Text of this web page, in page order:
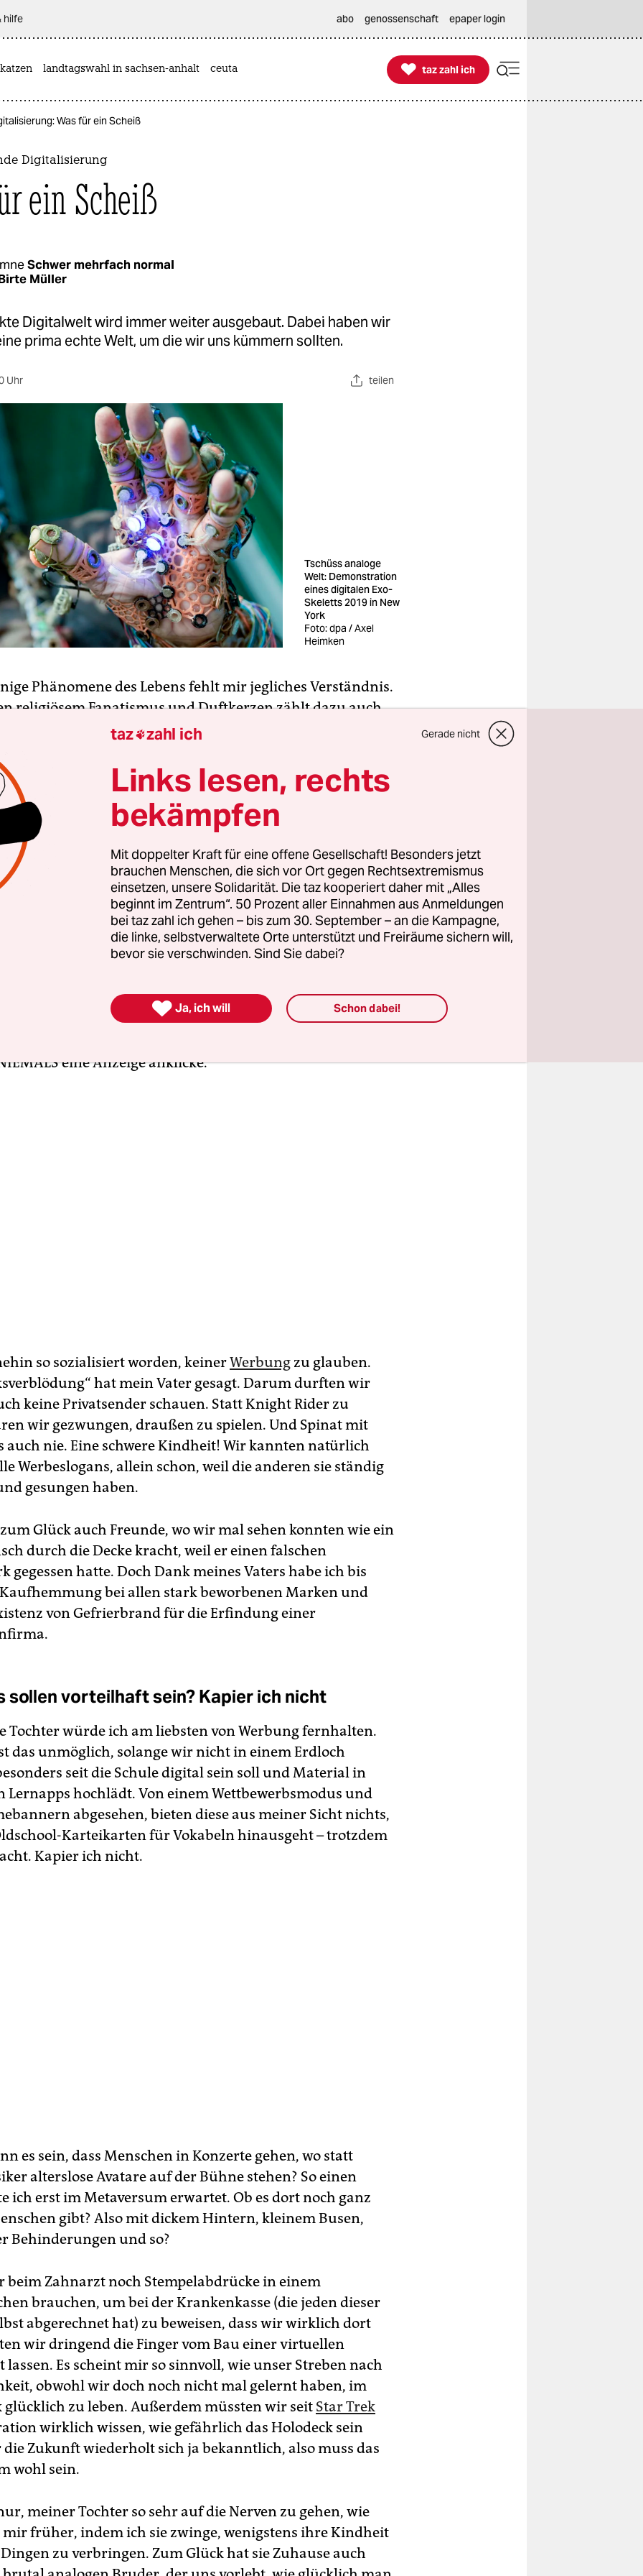
hilfe abo genossenschaft epaper login
katzen landtagswahl in sachsen-anhalt ceuta 
taz zahl ich
taz zahl ich
Was für ein Scheiß
Digitalisierung
ein Scheiß
Schwer mehrfach normal
Müller
Digitalwelt wird immer weiter ausgebaut. Dabei haben wir
prima echte Welt, um die wir uns kümmern sollten.
Uhr teilen
Tschüss analoge
Welt: Demonstration
eines digitalen Exo-
Skeletts 2019 in New
York
Foto: dpa / Axel
Heimken
Phänomene des Lebens fehlt mir jegliches Verständnis.
religiösem Fanatismus und Duftkerzen zählt dazu auch
an das Heil durchDigitalisierung
dass ich seit 14 Jahren ständig dieselben Anträge für
mit der Hand ausfülle und per Post verschicke – und
noch nicht seine Krankenkassennummer auswendig
muss ich nicht jedes Mal unsere Adresse
deren Buchstaben ich auf jedem einzelnen Blatt in zu
umrandete Rechtecke malen soll.
nicht mit personalisierten Vorlagen online erledigen –
bauen sie einMetaversum? Wozu, außer um nie wieder
zu müssen, brauchen wir das bitteschön? Wir haben
eine prima echte Welt. Vielleicht sollten wir uns erst
nur wieder Leute Geld verdienen, indem sie Nutzerdaten
uns dann mit Werbung zu verstrahlen. Ich habe schon
eine Anzeige anklicke.
so sozialisiert worden, keinerWerbung zu glauben.
hat mein Vater gesagt. Darum durften wir
keine Privatsender schauen. Statt Knight Rider zu
wir gezwungen, draußen zu spielen. Und Spinat mit
auch nie. Eine schwere Kindheit! Wir kannten natürlich
Werbeslogans, allein schon, weil die anderen sie ständig
gesungen haben.
Glück auch Freunde, wo wir mal sehen konnten wie ein
durch die Decke kracht, weil er einen falschen
gegessen hatte. Doch Dank meines Vaters habe ich bis
bei allen stark beworbenen Marken und
von Gefrierbrand für die Erfindung einer
sollen vorteilhaft sein? Kapier ich nicht
Tochter würde ich am liebsten von Werbung fernhalten.
das unmöglich, solange wir nicht in einem Erdloch
seit die Schule digital sein soll und Material in
Lernapps hochlädt. Von einem Wettbewerbsmodus und
abgesehen, bieten diese aus meiner Sicht nichts,
Karteikarten für Vokabeln hinausgeht – trotzdem
Kapier ich nicht.
es sein, dass Menschen in Konzerte gehen, wo statt
alterslose Avatare auf der Bühne stehen? So einen
ich erst im Metaversum erwartet. Ob es dort noch ganz
gibt? Also mit dickem Hintern, kleinem Busen,
Behinderungen und so?
beim Zahnarzt noch Stempelabdrücke in einem
brauchen, um bei der Krankenkasse (die jeden dieser
abgerechnet hat) zu beweisen, dass wir wirklich dort
wir dringend die Finger vom Bau einer virtuellen
lassen. Es scheint mir so sinnvoll, wie unser Streben nach
obwohl wir doch noch nicht mal gelernt haben, im
glücklich zu leben. Außerdem müssten wir seit Star Trek
wirklich wissen, wie gefährlich das Holodeck sein
Zukunft wiederholt sich ja bekanntlich, also muss das
wohl sein.
meiner Tochter so sehr auf die Nerven zu gehen, wie
mir früher, indem ich sie zwinge, wenigstens ihre Kindheit
zu verbringen. Zum Glück hat sie Zuhause auch
taz zahl ich Gerade nicht
Links lesen, rechts
bekämpfen
Mit doppelter Kraft für eine offene Gesellschaft! Besonders jetzt
brauchen Menschen, die sich vor Ort gegen Rechtsextremismus
einsetzen, unsere Solidarität. Die taz kooperiert daher mit „Alles
beginnt im Zentrum“. 50 Prozent aller Einnahmen aus Anmeldungen
bei taz zahl ich gehen – bis zum 30. September – an die Kampagne,
die linke, selbstverwaltete Orte unterstützt und Freiräume sichern will,
bevor sie verschwinden. Sind Sie dabei?
 Ja, ich will Schon dabei!